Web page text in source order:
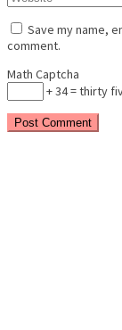
Save my name,
comment.
Math Captcha
+ 34 = thirty